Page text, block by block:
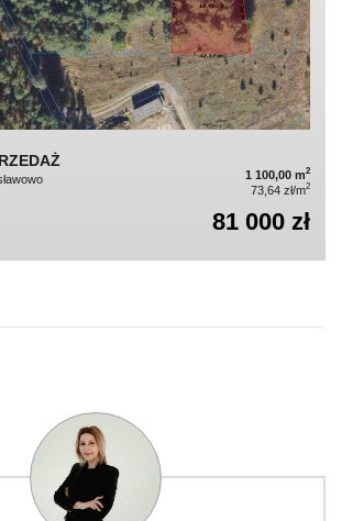
1 100,00 m2
73,64 zł/m2
81 000 zł